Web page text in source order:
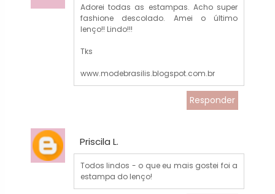
Adorei todas as estampas. Acho super
fashione descolado. Amei o último
lenço!! Lindo!!!
Tks
www.modebrasilis.blogspot.com.br
Responder
Priscila L.
Todos lindos - o que eu mais gostei foi a
estampa do lenço!